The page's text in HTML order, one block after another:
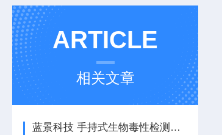
ARTICLE
相关文章
蓝景科技 手持式生物毒性检测仪：高效水质管理的优选方案